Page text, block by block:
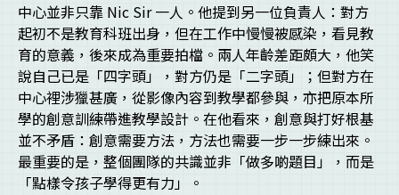
中心並非只靠 Nic Sir 一人。他提到另一位負責人：對方
起初不是教育科班出身，但在工作中慢慢被感染，看見教
育的意義，後來成為重要拍檔。兩人年齡差距頗大，他笑
說自己已是「四字頭」，對方仍是「二字頭」；但對方在
中心裡涉獵甚廣，從影像內容到教學都參與，亦把原本所
學的創意訓練帶進教學設計。在他看來，創意與打好根基
並不矛盾：創意需要方法，方法也需要一步一步練出來。
最重要的是，整個團隊的共識並非「做多啲題目」，而是
「點樣令孩子學得更有力」。